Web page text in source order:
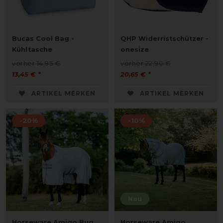
Bucas Cool Bag -
Kühltasche
vorher 14,95 €
13,45 € *
ARTIKEL MERKEN
QHP Widerristschützer -
onesize
vorher 22,90 €
20,65 € *
ARTIKEL MERKEN
-20%
Neu
-10%